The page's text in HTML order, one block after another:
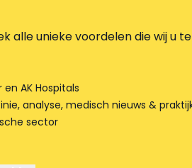
alle unieke voordelen die wij u te
AK Hospitals
analyse, medisch nieuws &
sector